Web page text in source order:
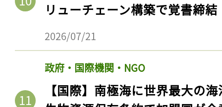
リューチェーン構築で覚書締結
2026/07/21
政府・国際機関・NGO
【国際】南極海に世界最大の